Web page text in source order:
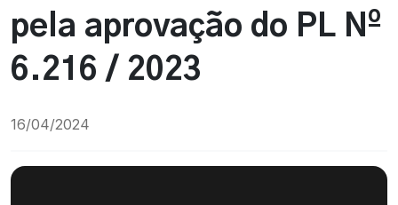
pela aprovação do PL Nº
6.216 / 2023
16/04/2024